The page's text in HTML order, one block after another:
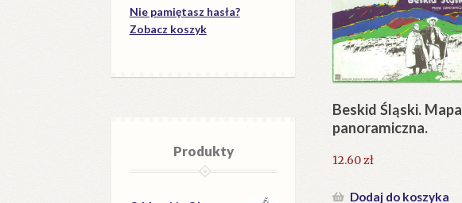
Beskid Śląski. Mapa
panoramiczna.
12.60zł
Dodaj do koszyka
Nie pamiętasz hasła?
Zobacz koszyk
Produkty